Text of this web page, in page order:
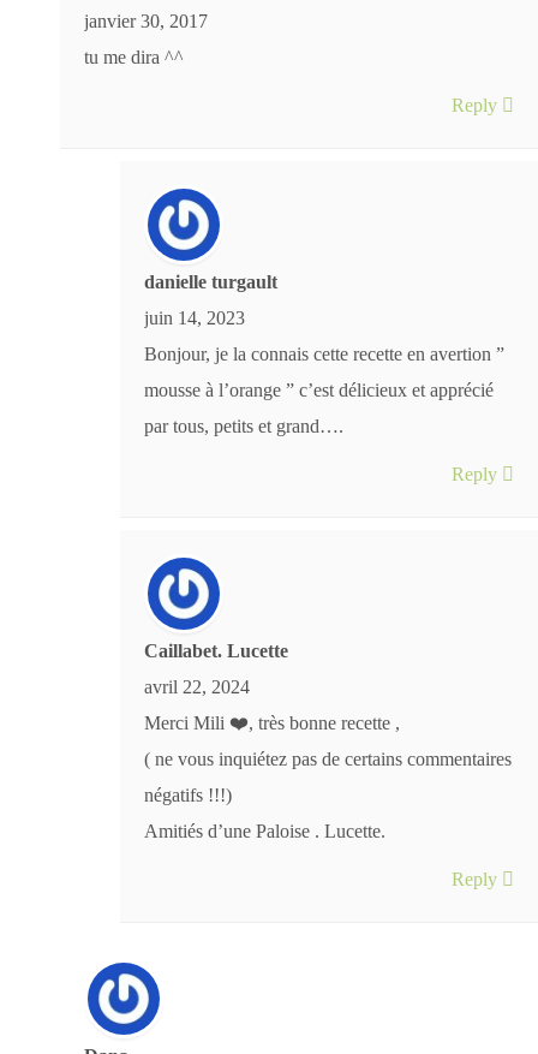
janvier 30, 2017
tu me dira ^^
Reply
danielle turgault
juin 14, 2023
Bonjour, je la connais cette recette en avertion ”
mousse à l’orange ” c’est délicieux et apprécié
par tous, petits et grand….
Reply
Caillabet. Lucette
avril 22, 2024
Merci Mili ❤️, très bonne recette ,
( ne vous inquiétez pas de certains commentaires
négatifs !!!)
Amitiés d’une Paloise . Lucette.
Reply